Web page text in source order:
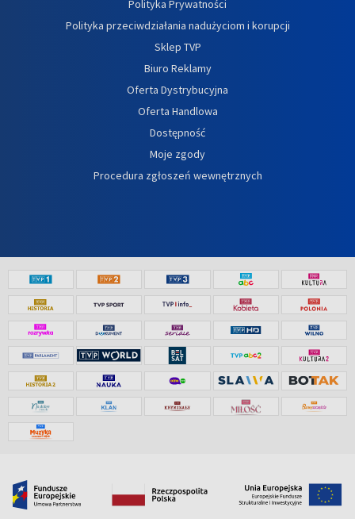
Polityka Prywatności
Polityka przeciwdziałania nadużyciom i korupcji
Sklep TVP
Biuro Reklamy
Oferta Dystrybucyjna
Oferta Handlowa
Dostępność
Moje zgody
Procedura zgłoszeń wewnętrznych